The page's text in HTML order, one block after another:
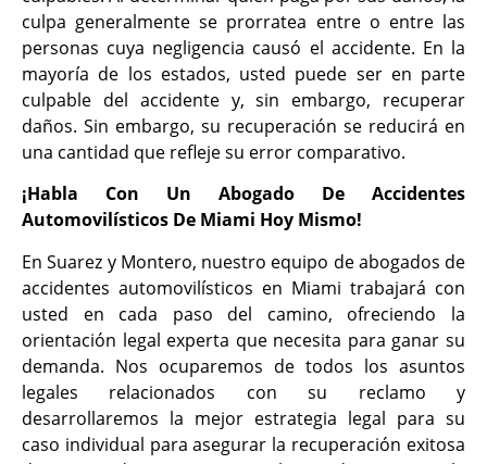
culpa generalmente se prorratea entre o entre las
personas cuya negligencia causó el accidente. En la
mayoría de los estados, usted puede ser en parte
culpable del accidente y, sin embargo, recuperar
daños. Sin embargo, su recuperación se reducirá en
una cantidad que refleje su error comparativo.
¡Habla Con Un Abogado De Accidentes
Automovilísticos De Miami Hoy Mismo!
En Suarez y Montero, nuestro equipo de abogados de
accidentes automovilísticos en Miami trabajará con
usted en cada paso del camino, ofreciendo la
orientación legal experta que necesita para ganar su
demanda. Nos ocuparemos de todos los asuntos
legales relacionados con su reclamo y
desarrollaremos la mejor estrategia legal para su
caso individual para asegurar la recuperación exitosa